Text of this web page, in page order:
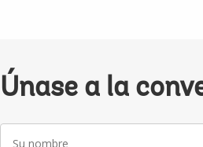
Únase a la